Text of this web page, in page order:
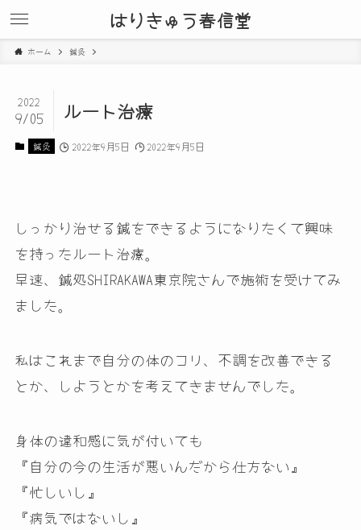
はりきゅう春信堂
ホーム 鍼灸
ルート治療
2022
9/05
鍼灸 2022年9月5日 2022年9月5日
しっかり治せる鍼をできるようになりたくて興味
を持ったルート治療。
早速、鍼処SHIRAKAWA東京院さんで施術を受けてみ
ました。
私はこれまで自分の体のコリ、不調を改善できる
とか、しようとかを考えてきませんでした。
身体の違和感に気が付いても
『自分の今の生活が悪いんだから仕方ない』
『忙しいし』
『病気ではないし』